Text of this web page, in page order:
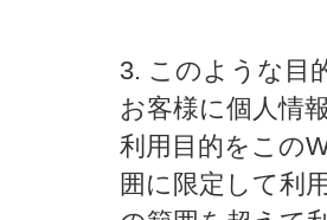
3. このような目
お客様に個人情
利用目的をこの
囲に限定して利